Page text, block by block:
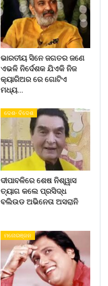
ଭାରତୀୟ ସିନେ ଜଗତର ଜଣେ
ଏଭଳି ନିର୍ଦେଶକ ଯିଏକି ନିଜ
କ୍ୟାରିଅର ରେ ଗୋଟିଏ
ମଧ୍ୟ…
ଦେଶ- ବିଦେଶ
ଦୀପାବଳିରେ ଶେଷ ନିଶ୍ୱାସ
ତ୍ୟାଗ କଲେ ପ୍ରସିଦ୍ଧ
ବଲିଉଡ ଅଭିନେତା ଅସରାନି
ମନୋରଞ୍ଜନ